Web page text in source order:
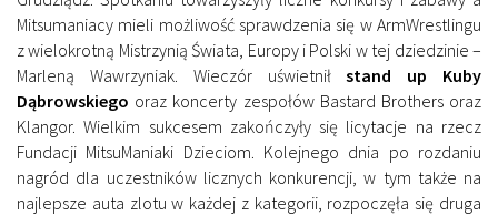
Mitsumaniacy mieli możliwość sprawdzenia się w ArmWrestlingu
z wielokrotną Mistrzynią Świata, Europy i Polski w tej dziedzinie –
Marleną Wawrzyniak. Wieczór uświetniłstand up Kuby
Dąbrowskiego oraz koncerty zespołów Bastard Brothers oraz
Klangor. Wielkim sukcesem zakończyły się licytacje na rzecz
Fundacji MitsuManiaki Dzieciom. Kolejnego dnia po rozdaniu
nagród dla uczestników licznych konkurencji, w tym także na
najlepsze auta zlotu w każdej z kategorii, rozpoczęła się druga